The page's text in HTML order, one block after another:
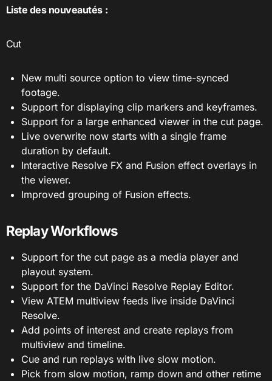
Liste des nouveautés :
Cut
New multi source option to view time-synced
footage.
Support for displaying clip markers and keyframes.
Support for a large enhanced viewer in the cut page.
Live overwrite now starts with a single frame
duration by default.
Interactive Resolve FX and Fusion effect overlays in
the viewer.
Improved grouping of Fusion effects.
Replay Workflows
Support for the cut page as a media player and
playout system.
Support for the DaVinci Resolve Replay Editor.
View ATEM multiview feeds live inside DaVinci
Resolve.
Add points of interest and create replays from
multiview and timeline.
Cue and run replays with live slow motion.
Pick from slow motion, ramp down and other retime